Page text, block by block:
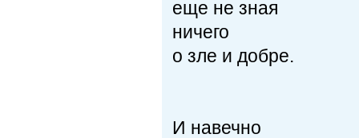
еще не зная
ничего
о зле и добре.
И навечно